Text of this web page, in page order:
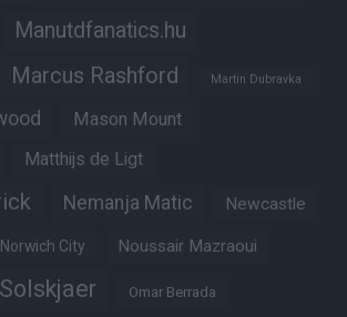
Manutdfanatics.hu
Marcus Rashford Martin Dubravka
Mason Mount
Matthijs de Ligt
Nemanja Matic Newcastle
Norwich City Noussair Mazraoui
Omar Berrada